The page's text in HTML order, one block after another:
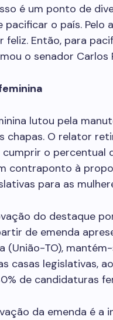
é um ponto de
o país. Pelo
feliz. Então, para
o senador Carlos
lutou pela
chapas. O relator
cumprir o percentual
contraponto à
para as
do destaque
de emenda
(União-TO),
casas legislativas,
de candidaturas
da emenda é a